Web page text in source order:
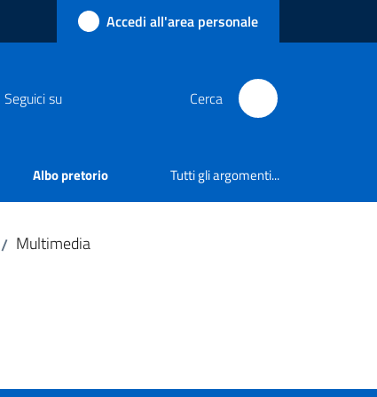
Accedi all'area personale
Seguici su Cerca
Albo pretorio Tutti gli argomenti...
/ Multimedia